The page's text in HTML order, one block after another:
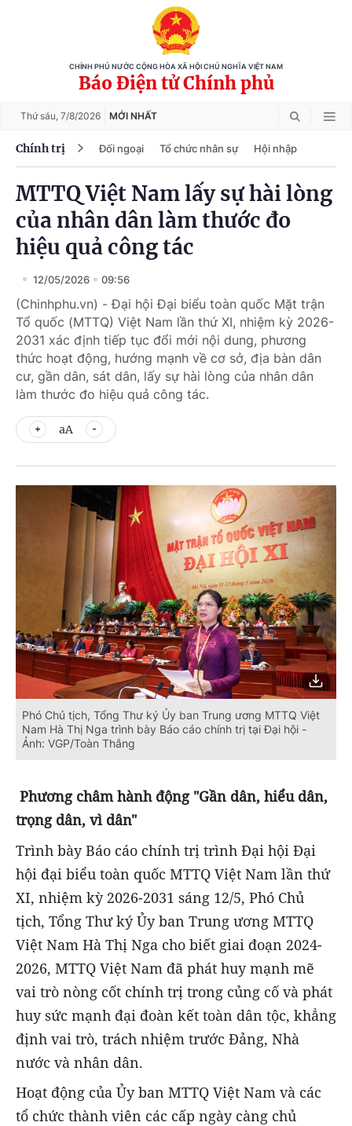
CHÍNH PHỦ NƯỚC CỘNG HÒA XÃ HỘI CHỦ NGHĨA VIỆT NAM
Báo Điện tử Chính phủ
Thứ sáu, 7/8/2026 MỚI NHẤT
Chính trị Đối ngoại Tổ chức nhân sự Hội nhập
MTTQ Việt Nam lấy sự hài lòng
của nhân dân làm thước đo
hiệu quả công tác
12/05/2026 09:56
(Chinhphu.vn) - Đại hội Đại biểu toàn quốc Mặt trận
Tổ quốc (MTTQ) Việt Nam lần thứ XI, nhiệm kỳ 2026-
2031 xác định tiếp tục đổi mới nội dung, phương
thức hoạt động, hướng mạnh về cơ sở, địa bàn dân
cư, gần dân, sát dân, lấy sự hài lòng của nhân dân
làm thước đo hiệu quả công tác.
aA
Phó Chủ tịch, Tổng Thư ký Ủy ban Trung ương MTTQ Việt
Nam Hà Thị Nga trình bày Báo cáo chính trị tại Đại hội -
Ảnh: VGP/Toàn Thắng
Phương châm hành động "Gần dân, hiểu dân,
trọng dân, vì dân"
Trình bày Báo cáo chính trị trình Đại hội Đại
hội đại biểu toàn quốc MTTQ Việt Nam lần thứ
XI, nhiệm kỳ 2026-2031 sáng 12/5, Phó Chủ
tịch, Tổng Thư ký Ủy ban Trung ương MTTQ
Việt Nam Hà Thị Nga cho biết giai đoạn 2024-
2026, MTTQ Việt Nam đã phát huy mạnh mẽ
vai trò nòng cốt chính trị trong củng cố và phát
huy sức mạnh đại đoàn kết toàn dân tộc, khẳng
định vai trò, trách nhiệm trước Đảng, Nhà
nước và nhân dân.
Hoạt động của Ủy ban MTTQ Việt Nam và các
tổ chức thành viên các cấp ngày càng chủ